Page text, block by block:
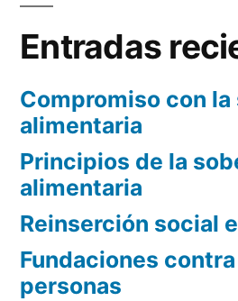
Entradas
Compromiso con la
alimentaria
Principios de la
alimentaria
Reinserción social
Fundaciones
personas